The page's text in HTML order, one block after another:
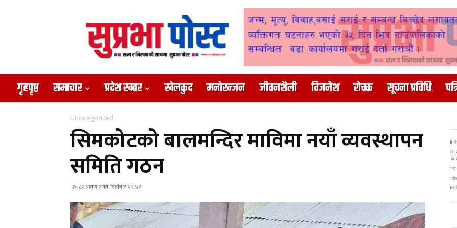
Post
गृहपृष्ठ समाचार प्रदेश खबर खेलकुद मनोरन्जन जीवनशैली विजनेश रोचक सूचना प्रविधि
Uncategorized
सिमकोटको बालमन्दिर माविमा नयाँ व्यवस्थापन
समिति गठन
२०८२ श्रावण १ गते, बिहीबार २०:४२